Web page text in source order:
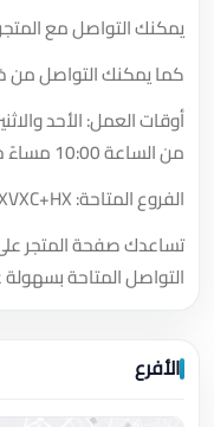
يمكنك التواصل مع
كما يمكنك التواصل من
أوقات العمل: الأحد
من الساعة 10:00 مساءً حتى الساعة 7:00 مساءً.
الفروع المتاحة: XVXC+HX عمّان.
تساعدك صفحة المتجر
التواصل المتاحة
الأفرع